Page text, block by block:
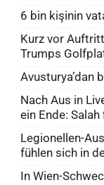
6 bin kişinin
Kurz vor
Trumps
Avusturya’dan
Nach Aus in
ein Ende:
Legionellen-
fühlen sich in
In Wien-